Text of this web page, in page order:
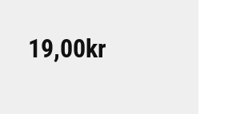
19,00kr